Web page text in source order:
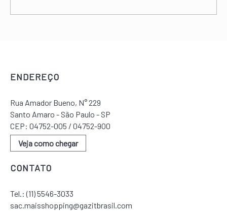
ENDEREÇO
Rua Amador Bueno, N° 229
Santo Amaro - São Paulo - SP
CEP: 04752-005 / 04752-900
Veja como chegar
CONTATO
Tel.:(11) 5546-3033
sac.maisshopping@gazitbrasil.com